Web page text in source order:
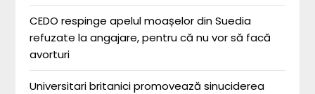
CEDO respinge apelul moașelor din Suedia
refuzate la angajare, pentru că nu vor să facă
avorturi
Universitari britanici promovează sinuciderea